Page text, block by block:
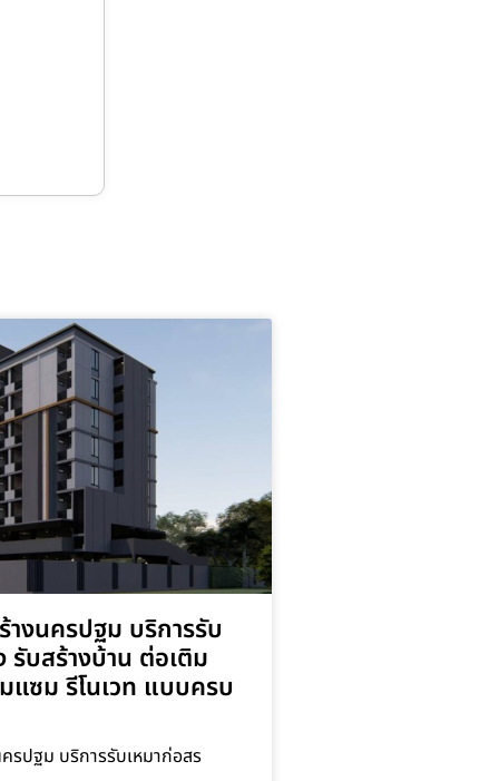
างนครปฐม บริการรับ
รับสร้างบ้าน ต่อเติม
แซม รีโนเวท แบบครบ
รปฐม บริการรับเหมาก่อสร